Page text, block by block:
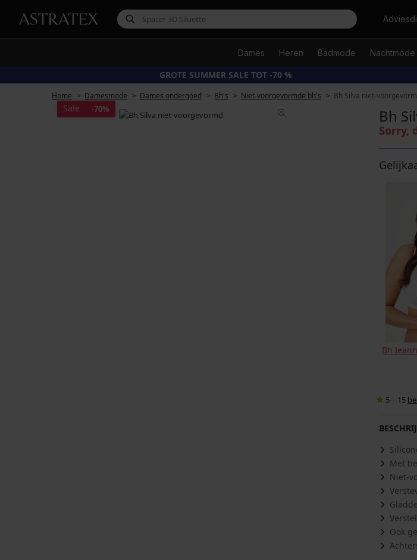
Zoeken
Dames Heren Badmode Nachtmode
GROTE SUMMER SALE TOT -70 %
Home Damesmode Dames ondergoed Bh's Niet-voorgevormde bh's Bh Silva niet-
Sale -70% Bh
Sorry,
Bh
5 15
Met
Niet-
Ook